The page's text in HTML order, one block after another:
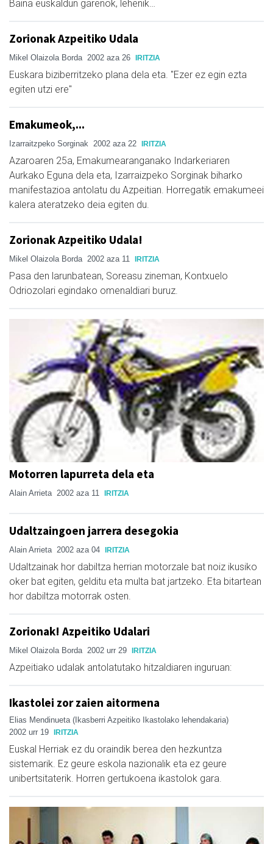
Baina euskaldun garenok, lehenik…
Zorionak Azpeitiko Udala
Mikel Olaizola Borda 2002 aza 26 IRITZIA
Euskara biziberritzeko plana dela eta. "Ezer ez egin ezta
egiten utzi ere"
Emakumeok,...
Izarraitzpeko Sorginak 2002 aza 22 IRITZIA
Azaroaren 25a, Emakumearanganako Indarkeriaren
Aurkako Eguna dela eta, Izarraizpeko Sorginak biharko
manifestazioa antolatu du Azpeitian. Horregatik emakumeei
kalera ateratzeko deia egiten du.
Zorionak Azpeitiko Udala!
Mikel Olaizola Borda 2002 aza 11 IRITZIA
Pasa den larunbatean, Soreasu zineman, Kontxuelo
Odriozolari egindako omenaldiari buruz.
Motorren lapurreta dela eta
Alain Arrieta 2002 aza 11 IRITZIA
Udaltzaingoen jarrera desegokia
Alain Arrieta 2002 aza 04 IRITZIA
Udaltzainak hor dabiltza herrian motorzale bat noiz ikusiko
oker bat egiten, gelditu eta multa bat jartzeko. Eta bitartean
hor dabiltza motorrak osten.
Zorionak! Azpeitiko Udalari
Mikel Olaizola Borda 2002 urr 29 IRITZIA
Azpeitiako udalak antolatutako hitzaldiaren inguruan:
Ikastolei zor zaien aitormena
Elias Mendinueta (Ikasberri Azpeitiko Ikastolako lehendakaria)
2002 urr 19
IRITZIA
Euskal Herriak ez du oraindik berea den hezkuntza
sistemarik. Ez geure eskola nazionalik eta ez geure
unibertsitaterik. Horren gertukoena ikastolok gara.